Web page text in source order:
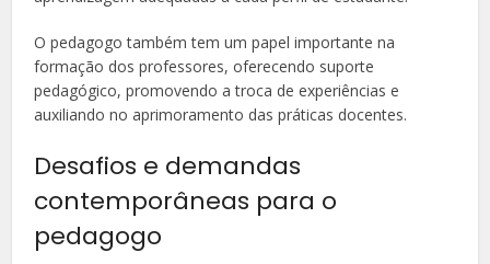
O pedagogo também tem um papel importante na
formação dos professores, oferecendo suporte
pedagógico, promovendo a troca de experiências e
auxiliando no aprimoramento das práticas docentes.
Desafios e demandas
contemporâneas para o
pedagogo